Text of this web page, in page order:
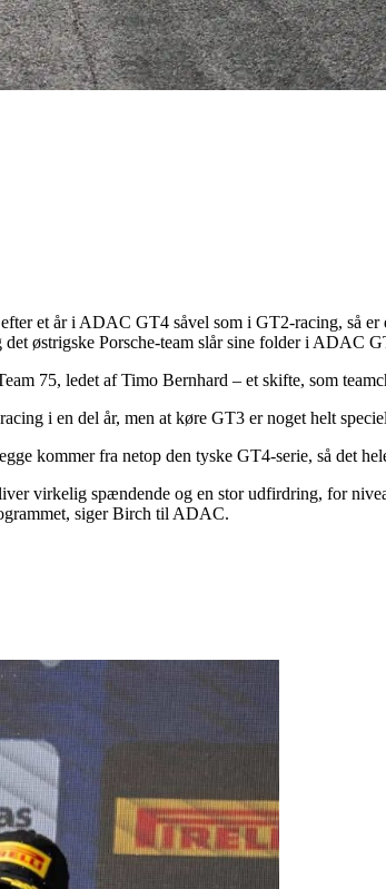
et år i ADAC GT4 såvel som i GT2-racing, så
østrigske Porsche-team slår sine folder i ADAC
75, ledet af Timo Bernhard – et skifte, som
i en del år, men at køre GT3 er noget helt
kommer fra netop den tyske GT4-serie, så det
virkelig spændende og en stor udfirdring, for
siger Birch til ADAC.